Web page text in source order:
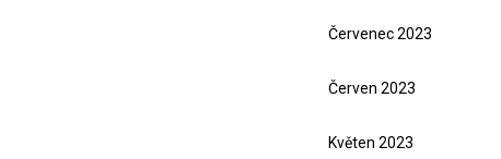
Červenec 2023
Červen 2023
Květen 2023